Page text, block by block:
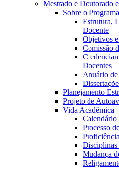
Mestrado e Doutorado
Sobre o Programa
Estrutura,
Docente
Objetivos
Comissão
Docentes
Anuário de
Planejamento
Projeto de
Vida Acadêmica
Calendário
Processo
Disciplinas
Mudança